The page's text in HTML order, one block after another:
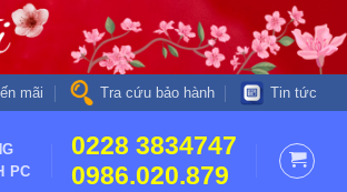
mãi Tra cứu bảo hành Tin tức
PC
0228 3834747
0986.020.879